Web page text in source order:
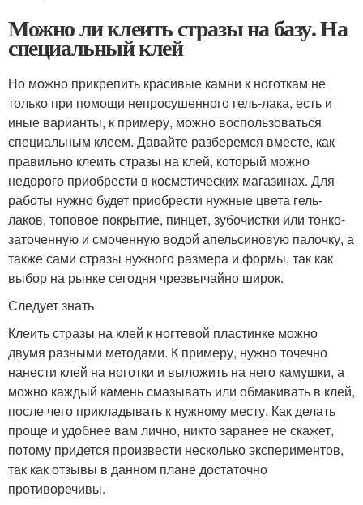
Можно ли клеить стразы на базу. На
специальный клей
Но можно прикрепить красивые камни к ноготкам не
только при помощи непросушенного гель-лака, есть и
иные варианты, к примеру, можно воспользоваться
специальным клеем. Давайте разберемся вместе, как
правильно клеить стразы на клей, который можно
недорого приобрести в косметических магазинах. Для
работы нужно будет приобрести нужные цвета гель-
лаков, топовое покрытие, пинцет, зубочистки или тонко-
заточенную и смоченную водой апельсиновую палочку, а
также сами стразы нужного размера и формы, так как
выбор на рынке сегодня чрезвычайно широк.
Следует знать
Клеить стразы на клей к ногтевой пластинке можно
двумя разными методами. К примеру, нужно точечно
нанести клей на ноготки и выложить на него камушки, а
можно каждый камень смазывать или обмакивать в клей,
после чего прикладывать к нужному месту. Как делать
проще и удобнее вам лично, никто заранее не скажет,
потому придется произвести несколько экспериментов,
так как отзывы в данном плане достаточно
противоречивы.